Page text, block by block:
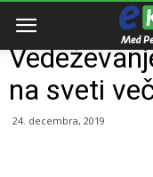
Domov
na sveti
24. decembra, 2019